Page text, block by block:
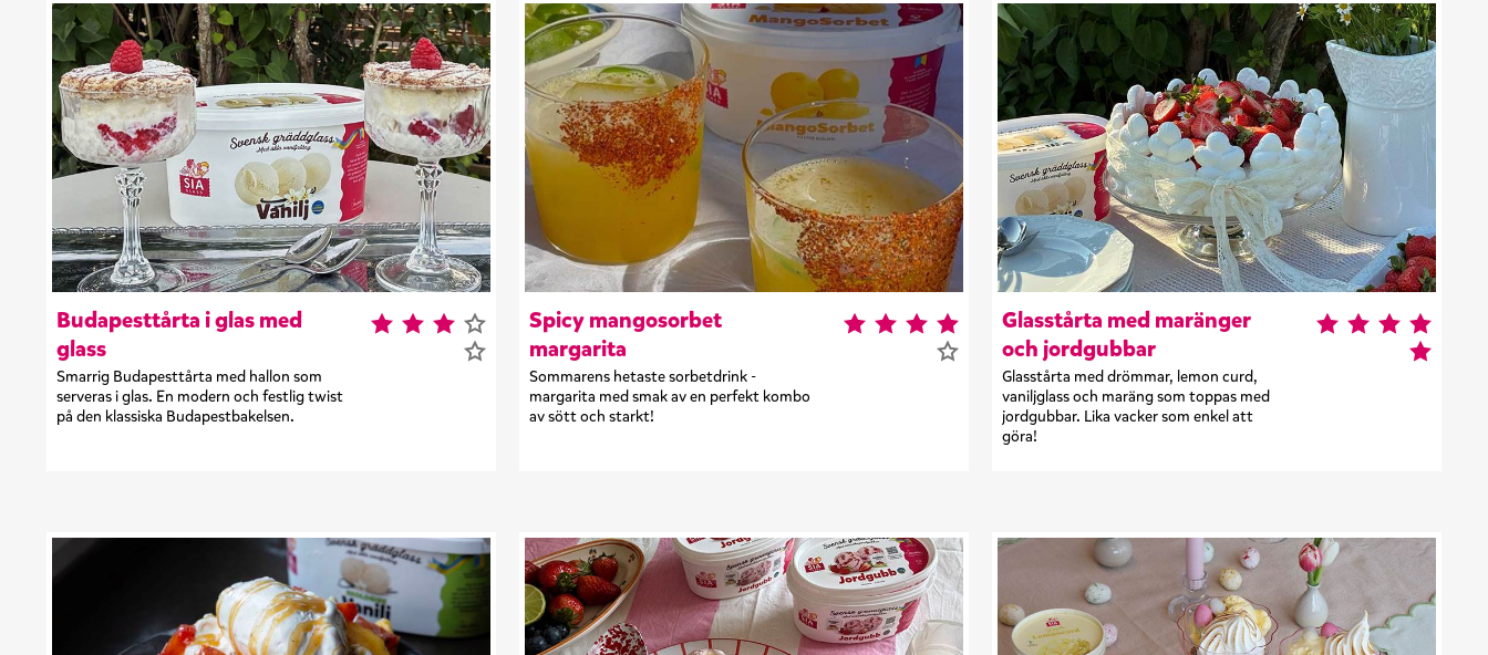
Budapesttårta i glas med
glass
Smarrig Budapesttårta med hallon som
serveras i glas. En modern och festlig twist
på den klassiska Budapestbakelsen.
Spicy mangosorbet
margarita
Sommarens hetaste sorbetdrink -
margarita med smak av en perfekt kombo
av sött och starkt!
Glasstårta med maränger
och jordgubbar
Glasstårta med drömmar, lemon curd,
vaniljglass och maräng som toppas med
jordgubbar. Lika vacker som enkel att
göra!